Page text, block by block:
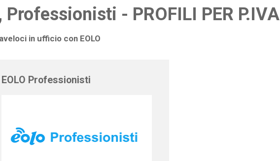
Professionisti - PROFILI PER P.IVA
in ufficio con EOLO
EOLO Professionisti